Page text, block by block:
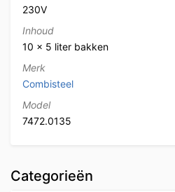
230V
Inhoud
10 x 5 liter bakken
Merk
Combisteel
Model
7472.0135
Categorieën